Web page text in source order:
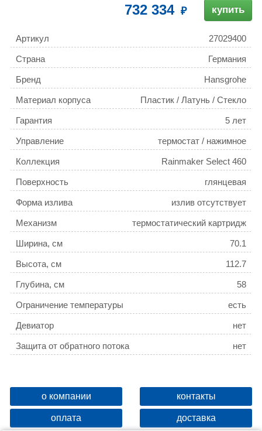
732 334 купить
Артикул 27029400
Страна Германия
Бренд Hansgrohe
Материал корпуса Пластик / Латунь / Стекло
Гарантия 5 лет
Управление термостат / нажимное
Коллекция Rainmaker Select 460
Поверхность глянцевая
Форма излива излив отсутствует
Механизм термостатический картридж
Ширина, см 70.1
Высота, см 112.7
Глубина, см 58
Ограничение температуры есть
Девиатор нет
Защита от обратного потока нет
о компании контакты
оплата доставка